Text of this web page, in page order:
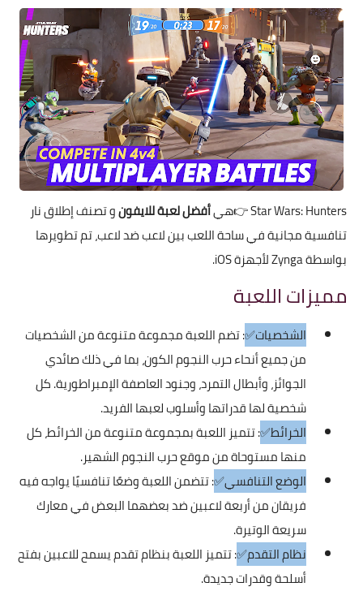
Star Wars: Hunters👉هيأفضل لعبة للايفونو تصنف إطلاق نار
تنافسية مجانية في ساحة اللعب بين لاعب ضد لاعب، تم تطويرها
بواسطة Zynga لأجهزة iOS.
مميزات اللعبة
الشخصيات✅: تضم اللعبة مجموعة متنوعة من الشخصيات
من جميع أنحاء حرب النجوم الكون، بما في ذلك صائدي
الجوائز، وأبطال التمرد، وجنود العاصفة الإمبراطورية. كل
شخصية لها قدراتها وأسلوب لعبها الفريد.
الخرائط✅: تتميز اللعبة بمجموعة متنوعة من الخرائط، كل
منها مستوحاة من موقع حرب النجوم الشهير.
الوضع التنافسي✅: تتضمن اللعبة وضعًا تنافسيًا يواجه فيه
فريقان من أربعة لاعبين ضد بعضهما البعض في معارك
سريعة الوتيرة.
نظام التقدم✅: تتميز اللعبة بنظام تقدم يسمح للاعبين بفتح
أسلحة وقدرات جديدة.